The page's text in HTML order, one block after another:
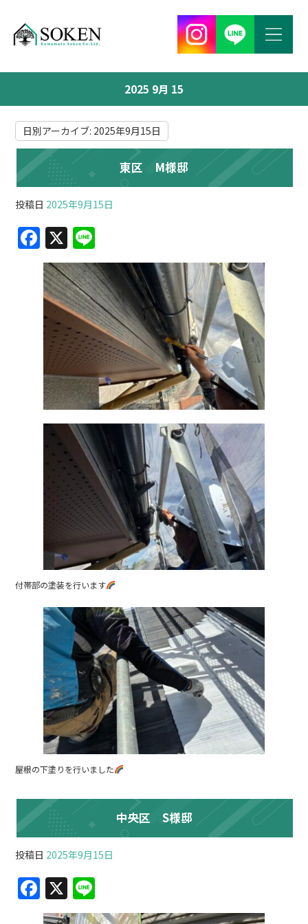
2025 9月 15
日別アーカイブ: 2025年9月15日
東区 M様邸
投稿日 2025年9月15日
F
a
c
e
b
o
o
k
X
n
e
付帯部の塗装を行います
屋根の下塗りを行いました
中央区 S様邸
投稿日 2025年9月15日
F
a
X
n